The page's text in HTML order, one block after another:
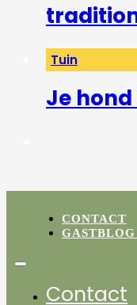
Tuin
Je
CONTACT
Contact